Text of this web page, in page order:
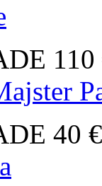
110
40 €